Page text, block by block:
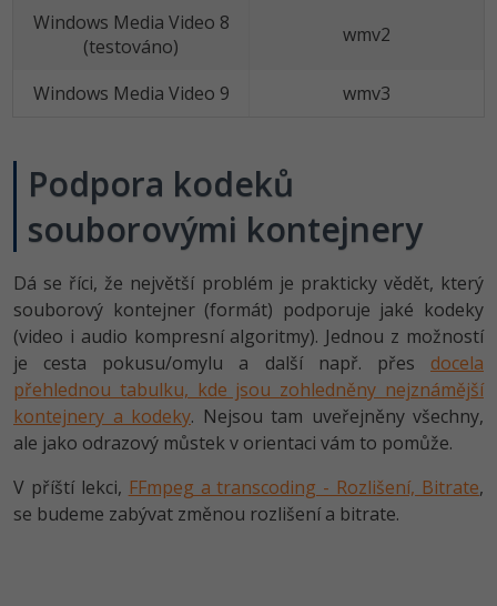
Windows Media Video 8
(testováno)
wmv2
Windows Media Video 9 wmv3
Podpora kodeků
souborovými kontejnery
Dá se říci, že největší problém je prakticky vědět, který
souborový kontejner (formát) podporuje jaké kodeky
(video i audio kompresní algoritmy). Jednou z možností
je cesta pokusu/omylu a další např. přes docela
přehlednou tabulku, kde jsou zohledněny nejznámější
kontejnery a kodeky. Nejsou tam uveřejněny všechny,
ale jako odrazový můstek v orientaci vám to pomůže.
V příští lekci, FFmpeg a transcoding - Rozlišení, Bitrate,
se budeme zabývat změnou rozlišení a bitrate.